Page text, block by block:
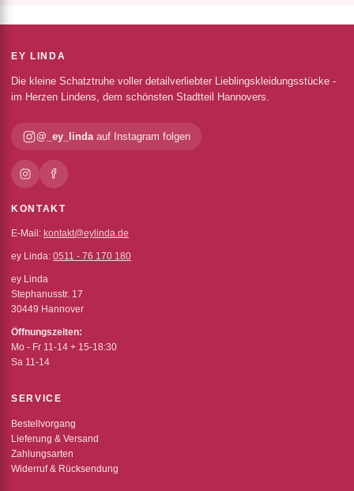
EY LINDA
Die kleine Schatztruhe voller detailverliebter Lieblingskleidungsstücke -
im Herzen Lindens, dem schönsten Stadtteil Hannovers.
@_ey_lindaauf Instagram folgen
KONTAKT
E-Mail: kontakt@eylinda.de
ey Linda: 0511 - 76 170 180
ey Linda
Stephanusstr. 17
30449 Hannover
Öffnungszeiten:
Mo - Fr 11-14 + 15-18:30
Sa 11-14
SERVICE
Bestellvorgang
Lieferung & Versand
Zahlungsarten
Widerruf & Rücksendung